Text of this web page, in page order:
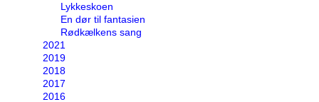
Lykkeskoen
En dør til fantasien
Rødkælkens sang
2021
2019
2018
2017
2016